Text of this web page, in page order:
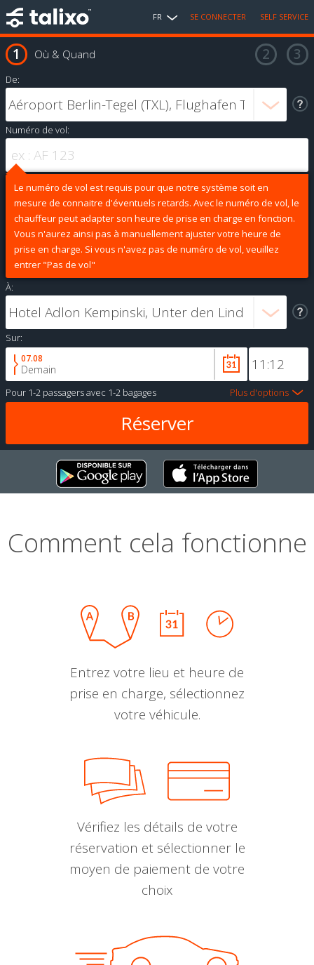
FR SE CONNECTER SELF SERVICE
Où & Quand
De:
Numéro de vol:
Le numéro de vol est requis pour que notre système soit en
mesure de connaitre d'éventuels retards. Avec le numéro de vol, le
chauffeur peut adapter son heure de prise en charge en fonction.
Vous n'aurez ainsi pas à manuellement ajuster votre heure de
prise en charge. Si vous n'avez pas de numéro de vol, veuillez
entrer "Pas de vol"
À:
Sur:
07.08
Demain
Pour 1-2 passagersavec 1-2 bagages Plus d'options
Comment cela fonctionne
Entrez votre lieu et heure de
prise en charge, sélectionnez
votre véhicule.
Vérifiez les détails de votre
réservation et sélectionner le
moyen de paiement de votre
choix